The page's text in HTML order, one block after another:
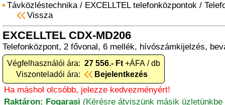
Távközléstechnika/ EXCELLTEL telefonközpontok /
Vissza
EXCELLTEL CDX-MD206
Telefonközpont, 2 fővonal, 6 mellék, hívószámkijelzés,
Végfelhasználói ára: 27 556.- Ft +ÁFA / db
Viszonteladói ára:
Bejelentkezés
Ha máshol olcsóbb, jelezze kedvezményért!
Raktáron: Fogarasi (Kérésre átviszünk másik üzletünkbe